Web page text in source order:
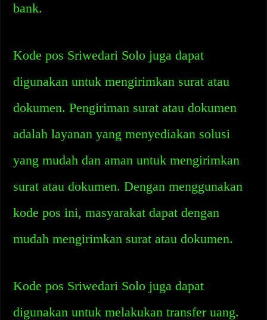
bank.
Kode pos Sriwedari Solo juga dapat
digunakan untuk mengirimkan surat atau
dokumen. Pengiriman surat atau dokumen
adalah layanan yang menyediakan solusi
yang mudah dan aman untuk mengirimkan
surat atau dokumen. Dengan menggunakan
kode pos ini, masyarakat dapat dengan
mudah mengirimkan surat atau dokumen.
Kode pos Sriwedari Solo juga dapat
digunakan untuk melakukan transfer uang.